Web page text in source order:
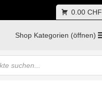
0.00 CHF
Shop Kategorien (öffnen)